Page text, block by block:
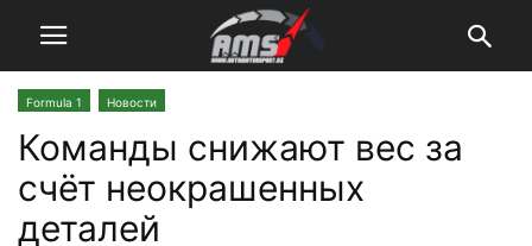
Formula 1 Новости
Команды снижают вес за
счёт неокрашенных
деталей